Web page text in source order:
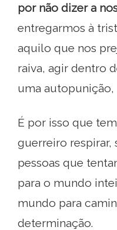
por não dizer a
entregarmos à
aquilo que nos
raiva, agir dentro
uma autopunição,
É por isso que
guerreiro respirar,
pessoas que
para o mundo
mundo para
determinação.